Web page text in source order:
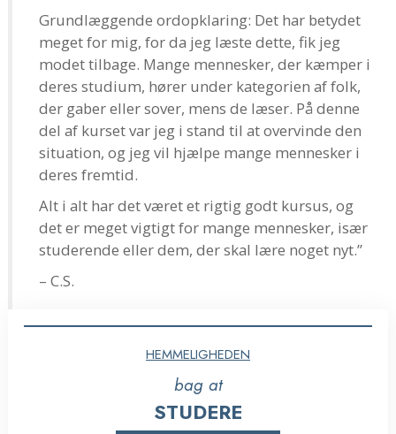
Grundlæggende ordopklaring: Det har betydet
meget for mig, for da jeg læste dette, fik jeg
modet tilbage. Mange mennesker, der kæmper i
deres studium, hører under kategorien af folk,
der gaber eller sover, mens de læser. På denne
del af kurset var jeg i stand til at overvinde den
situation, og jeg vil hjælpe mange mennesker i
deres fremtid.
Alt i alt har det været et rigtig godt kursus, og
det er meget vigtigt for mange mennesker, især
studerende eller dem, der skal lære noget nyt.”
– C.S.
HEMMELIGHEDEN
bag at
STUDERE